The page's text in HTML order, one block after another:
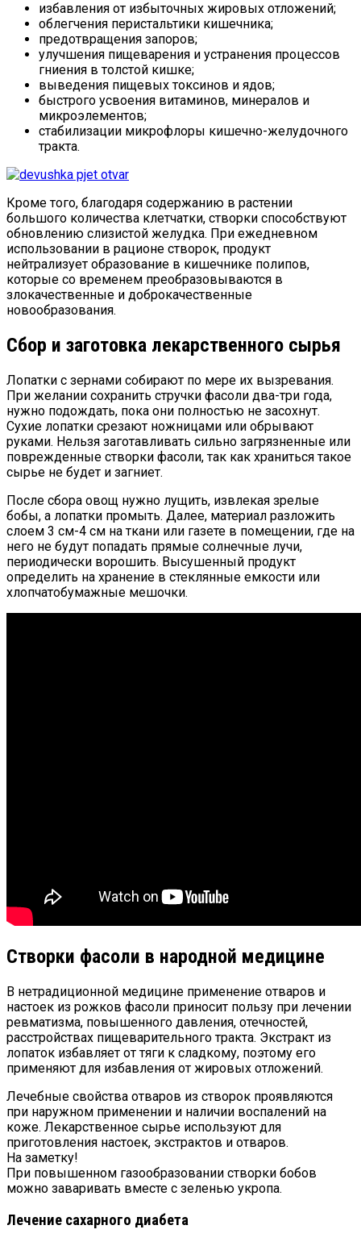
избавления от избыточных жировых отложений;
облегчения перистальтики кишечника;
предотвращения запоров;
улучшения пищеварения и устранения процессов
гниения в толстой кишке;
выведения пищевых токсинов и ядов;
быстрого усвоения витаминов, минералов и
микроэлементов;
стабилизации микрофлоры кишечно-желудочного
тракта.
Кроме того, благодаря содержанию в растении
большого количества клетчатки, створки способствуют
обновлению слизистой желудка. При ежедневном
использовании в рационе створок, продукт
нейтрализует образование в кишечнике полипов,
которые со временем преобразовываются в
злокачественные и доброкачественные
новообразования.
Сбор и заготовка лекарственного сырья
Лопатки с зернами собирают по мере их вызревания.
При желании сохранить стручки фасоли два-три года,
нужно подождать, пока они полностью не засохнут.
Сухие лопатки срезают ножницами или обрывают
руками. Нельзя заготавливать сильно загрязненные или
поврежденные створки фасоли, так как храниться такое
сырье не будет и загниет.
После сбора овощ нужно лущить, извлекая зрелые
бобы, а лопатки промыть. Далее, материал разложить
слоем 3 см-4 см на ткани или газете в помещении, где на
него не будут попадать прямые солнечные лучи,
периодически ворошить. Высушенный продукт
определить на хранение в стеклянные емкости или
хлопчатобумажные мешочки.
Створки фасоли в народной медицине
В нетрадиционной медицине применение отваров и
настоек из рожков фасоли приносит пользу при лечении
ревматизма, повышенного давления, отечностей,
расстройствах пищеварительного тракта. Экстракт из
лопаток избавляет от тяги к сладкому, поэтому его
применяют для избавления от жировых отложений.
Лечебные свойства отваров из створок проявляются
при наружном применении и наличии воспалений на
коже. Лекарственное сырье используют для
приготовления настоек, экстрактов и отваров.
На заметку!
При повышенном газообразовании створки бобов
можно заваривать вместе с зеленью укропа.
Лечение сахарного диабета